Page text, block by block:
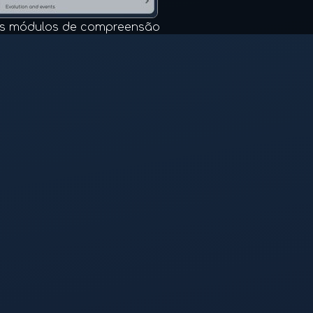
módulos de compreensão